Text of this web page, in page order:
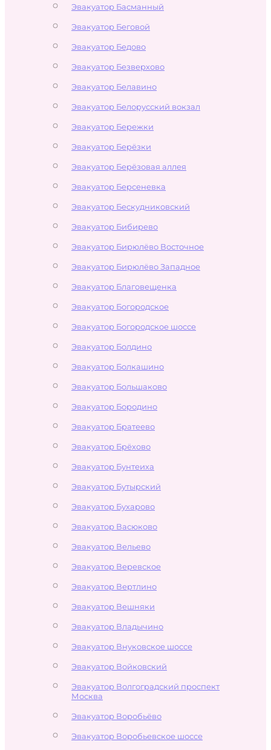
Эвакуатор Басманный
Эвакуатор Беговой
Эвакуатор Бедово
Эвакуатор Безверхово
Эвакуатор Белавино
Эвакуатор Белорусский вокзал
Эвакуатор Бережки
Эвакуатор Берёзки
Эвакуатор Берёзовая аллея
Эвакуатор Берсеневка
Эвакуатор Бескудниковский
Эвакуатор Бибирево
Эвакуатор Бирюлёво Восточное
Эвакуатор Бирюлёво Западное
Эвакуатор Благовещенка
Эвакуатор Богородское
Эвакуатор Богородское шоссе
Эвакуатор Болдино
Эвакуатор Болкашино
Эвакуатор Большаково
Эвакуатор Бородино
Эвакуатор Братеево
Эвакуатор Брёхово
Эвакуатор Бунтеиха
Эвакуатор Бутырский
Эвакуатор Бухарово
Эвакуатор Васюково
Эвакуатор Вельево
Эвакуатор Веревское
Эвакуатор Вертлино
Эвакуатор Вешняки
Эвакуатор Владычино
Эвакуатор Внуковское шоссе
Эвакуатор Войковский
Эвакуатор Волгоградский проспект
Москва
Эвакуатор Воробьёво
Эвакуатор Воробьевское шоссе